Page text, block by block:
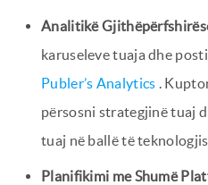
Analitikë
karuseleve tuaja dhe
Publer’s Analytics .
përsosni strategjinë tuaj
tuaj në ballë të
Planifikimi me Shumë